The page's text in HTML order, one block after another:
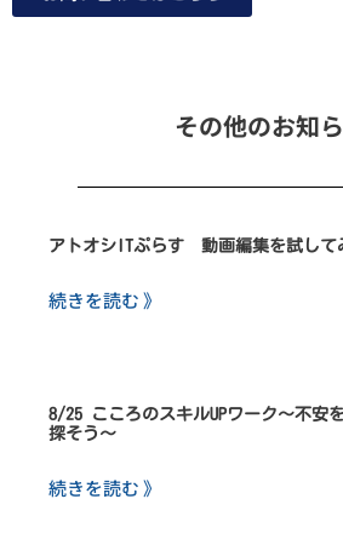
その他のお知
アトオシITぷらす 動画編集を試して
続きを読む 》
8/25 こころのスキルUPワーク～不安
探そう～
続きを読む 》